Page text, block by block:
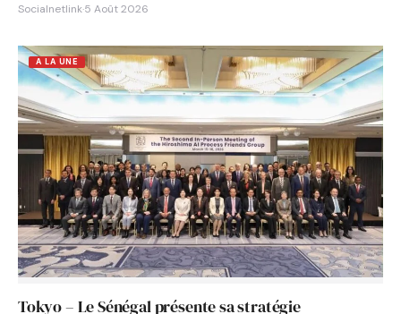
Socialnetlink·5 Août 2026
A LA UNE
Tokyo – Le Sénégal présente sa stratégie